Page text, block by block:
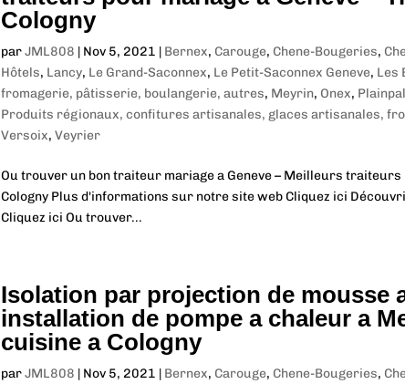
Cologny
parJML808 | Nov 5, 2021 | Bernex, Carouge, Chene-Bougeries,
Hôtels, Lancy, Le Grand-Saconnex, Le Petit-Saconnex Geneve, Les
fromagerie, pâtisserie, boulangerie, autres, Meyrin, Onex,
Produits régionaux, confitures artisanales, glaces artisanales,
Versoix, Veyrier
Ou trouver un bon traiteur mariage a Geneve – Meilleurs
Cologny Plus d'informations sur notre site web Cliquez ici
Cliquez ici Ou trouver...
Isolation par projection de mousse
installation de pompe a chaleur a
cuisine a Cologny
parJML808 | Nov 5, 2021 | Bernex, Carouge, Chene-Bougeries,